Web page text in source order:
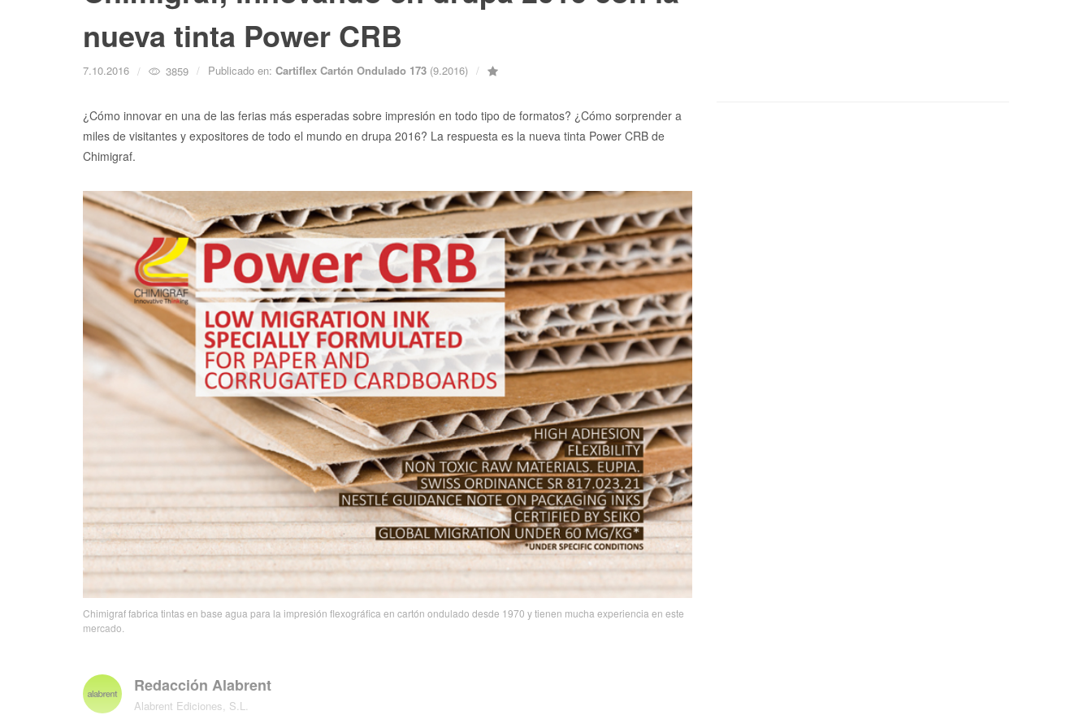
nueva tinta Power CRB
7.10.2016 3859 Publicado en: Cartiflex Cartón Ondulado 173 (9.2016)
¿Cómo innovar en una de las ferias más esperadas sobre impresión en todo tipo de formatos? ¿Cómo sorprender a
miles de visitantes y expositores de todo el mundo en drupa 2016? La respuesta es la nueva tinta Power CRB de
Chimigraf.
Chimigraf fabrica tintas en base agua para la impresión flexográfica en cartón ondulado desde 1970 y tienen mucha experiencia en este
mercado.
Redacción Alabrent
Alabrent Ediciones, S.L.